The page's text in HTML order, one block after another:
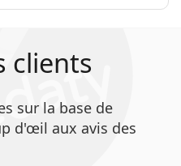
clients
sur la base de
d'œil aux avis des